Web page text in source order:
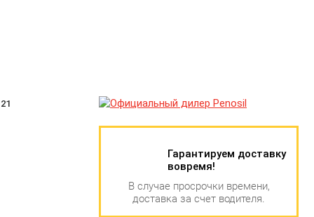
Гарантируем доставку
вовремя!
В случае просрочки времени,
доставка за счет водителя.